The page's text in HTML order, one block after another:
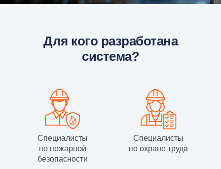
Для кого разработана
система?
Специалисты
по пожарной
безопасности
Специалисты
по охране труда